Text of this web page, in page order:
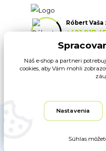
Róbert
+421 917
(Po-Pia, 8:30-
Obrázky sú ilustračné.
Náš e-shop a partneri
cookies, aby Vám mohli
Nastavenia
Súhlas